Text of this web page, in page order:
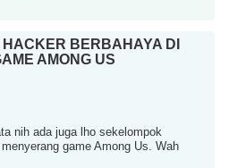
HACKER BERBAHAYA DI
AMONG US
nih ada juga lho sekelompok
game Among Us. Wah